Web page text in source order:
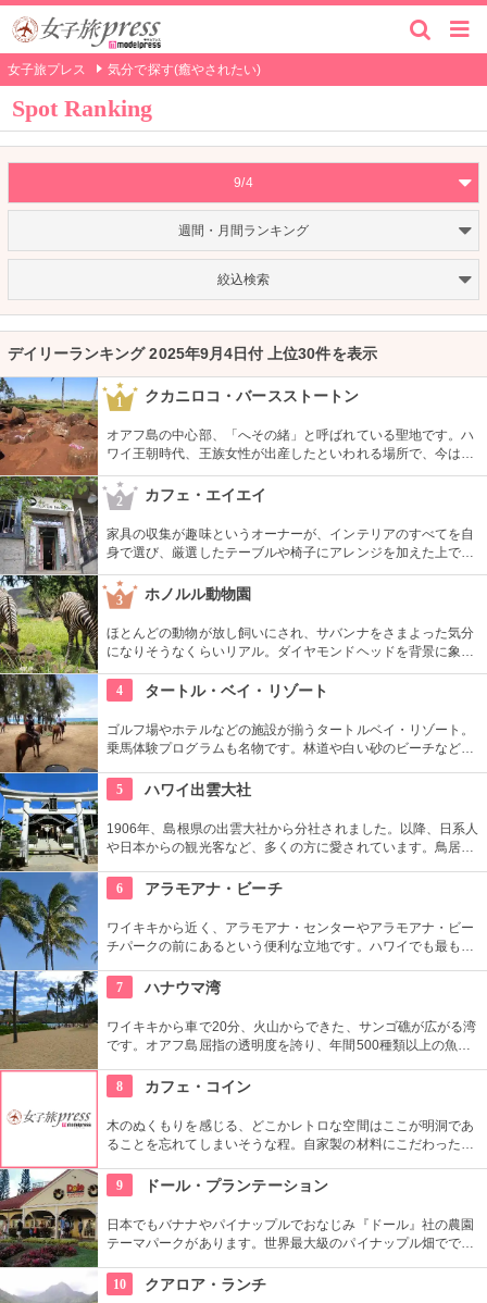
女子旅プレス 気分で探す(癒やされたい)
Spot Ranking
9/4
週間・月間ランキング
絞込検索
デイリーランキング 2025年9月4日付 上位30件を表示
1 クカニロコ・バースストートン
オアフ島の中心部、「へその緒」と呼ばれている聖地です。ハ
ワイ王朝時代、王族女性が出産したといわれる場所で、今は子
宝祈願、安産祈願のパワースポットとして知られています。た
くさんのエネルギーを浴びて帰ってくださいね。
2 カフェ・エイエイ
家具の収集が趣味というオーナーが、インテリアのすべてを自
身で選び、厳選したテーブルや椅子にアレンジを加えた上で店
内に配置するというこだわり。地下にはインテリアショップも
併設しています。そんな広くオシャレな店内ではコーヒーやス
イーツ、サンドイッチなども頂けます。
3 ホノルル動物園
ほとんどの動物が放し飼いにされ、サバンナをさまよった気分
になりそうなくらいリアル。ダイヤモンドヘッドを背景に象さ
んが見えたり、ハワイ固有種の動物やトロピカルフラワーやフ
ルーツを観察できたりと、随所でハワイらしさも楽しめます。
4 タートル・ベイ・リゾート
ゴルフ場やホテルなどの施設が揃うタートルベイ・リゾート。
乗馬体験プログラムも名物です。林道や白い砂のビーチなど、
暮れ時のビーチを巡る乗馬プログラムもあります。
5 ハワイ出雲大社
1906年、島根県の出雲大社から分社されました。以降、日系人
や日本からの観光客など、多くの方に愛されています。鳥居や
りそう。日本とハワイで2度お祈りされたお守りも好評です。
6 アラモアナ・ビーチ
ワイキキから近く、アラモアナ・センターやアラモアナ・ビー
チパークの前にあるという便利な立地です。ハワイでも最も美
はバーベキューやピクニックをしている人も見られます。
7 ハナウマ湾
ワイキキから車で20分、火山からできた、サンゴ礁が広がる湾
です。オアフ島屈指の透明度を誇り、年間500種類以上の魚が
で年間100万人以上の観光客が訪れます。
8 カフェ・コイン
木のぬくもりを感じる、どこかレトロな空間はここが明洞であ
ることを忘れてしまいそうな程。自家製の材料にこだわったカ
の「おもてなし」に驚くはず。接客の良さや、お味に、ここは
ホテル？とため息がでてしまうかも。
9 ドール・プランテーション
日本でもバナナやパイナップルでおなじみ『ドール』社の農園
テーマパークがあります。世界最大級のパイナップル畑ででき
めるアトラクションがあります。カワイイお土産もいっぱい。
10 クアロア・ランチ